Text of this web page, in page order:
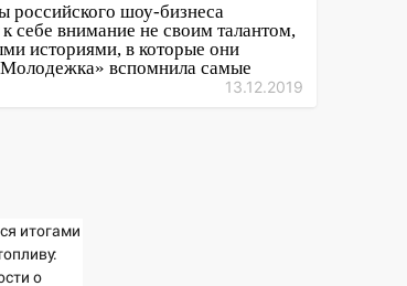
российского шоу-бизнеса
себе внимание не своим талантом,
историями, в которые они
вспомнила самые
13.12.2019
итогами
о